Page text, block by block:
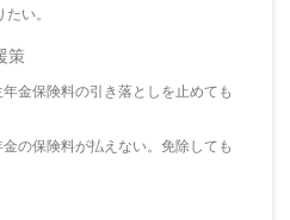
い。
策
金保険料の引き落としを止めても
の保険料が払えない。免除しても